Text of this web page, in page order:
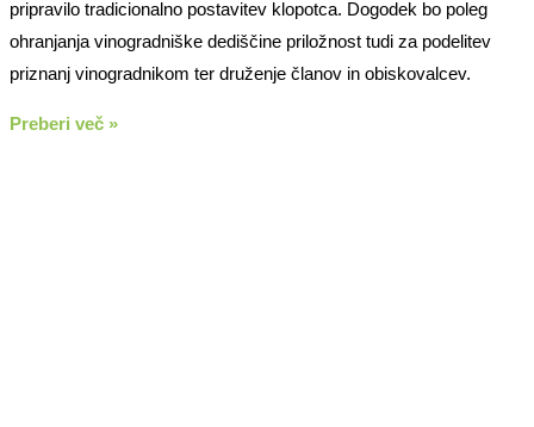
pripravilo tradicionalno postavitev klopotca. Dogodek bo poleg
ohranjanja vinogradniške dediščine priložnost tudi za podelitev
priznanj vinogradnikom ter druženje članov in obiskovalcev.
Preberi več »